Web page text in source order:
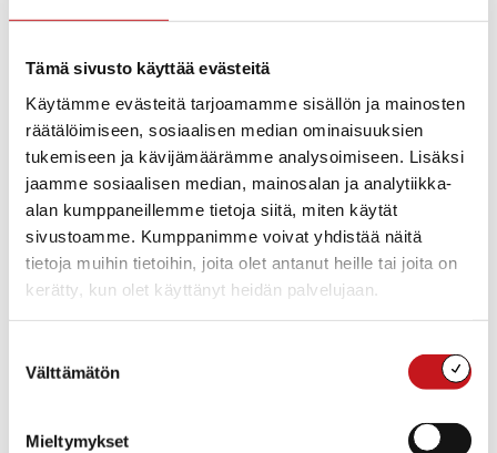
Tämä sivusto käyttää evästeitä
Käytämme evästeitä tarjoamamme sisällön ja mainosten
räätälöimiseen, sosiaalisen median ominaisuuksien
tukemiseen ja kävijämäärämme analysoimiseen. Lisäksi
jaamme sosiaalisen median, mainosalan ja analytiikka-
alan kumppaneillemme tietoja siitä, miten käytät
sivustoamme. Kumppanimme voivat yhdistää näitä
tietoja muihin tietoihin, joita olet antanut heille tai joita on
kerätty, kun olet käyttänyt heidän palvelujaan.
valinta
Välttämätön
Mieltymykset
asiakaspalvelu@rautalamminmuseo.fi, puh. 044 753
040 565 4245 viimeistään torstaina 27.8.2026. Jos et saa
oman kunnan ilmoittautumisesta vastaavaa kiinni, voit
ilmoittautua jollekin toiselle meistä.
Paluu noin klo 17.00 tienoilla (aikataulu tarkentuu
tuonnempana).
Lämpimästi tervetuloa mukaan!